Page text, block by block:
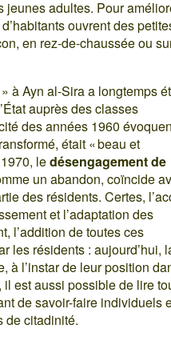
jeunes adultes. Pour
ouvrent des
en rez-de-chaussée ou
à Ayn al-Sira a longtemps
auprès des classes
des années 1960
était « beau et
ledésengagement de
un abandon, coïncide
des résidents. Certes,
et l’adaptation des
l’addition de toutes ces
les résidents : aujourd’hui,
à l’instar de leur position
est aussi possible de lire
de savoir-faire individuels
de citadinité.